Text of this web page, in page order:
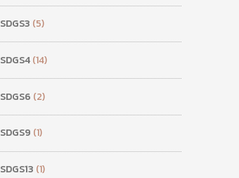
SDGS3 (5)
SDGS4(14)
SDGS6 (2)
SDGS9 (1)
SDGS13 (1)